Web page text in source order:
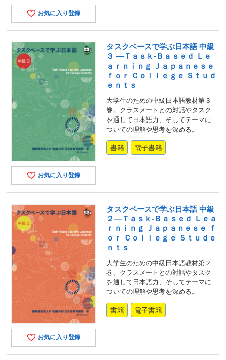
お気に入り登録
お気に入り登録
タスクベースで学ぶ日本語 中級
３ ―Ｔａｓｋ‐Ｂａｓｅｄ Ｌｅ
ａｒｎｉｎｇ Ｊａｐａｎｅｓｅ
ｆｏｒ Ｃｏｌｌｅｇｅ Ｓｔｕｄ
ｅｎｔｓ
大学生のための中級日本語教材第３
巻。クラスメートとの対話やタスク
を通して日本語力、そしてテーマに
ついての理解や思考を深める。
書籍 電子書籍
お気に入り登録
タスクベースで学ぶ日本語 中級
２―Ｔａｓｋ‐Ｂａｓｅｄ Ｌｅａ
ｒｎｉｎｇ Ｊａｐａｎｅｓｅ ｆ
ｏｒ Ｃｏｌｌｅｇｅ Ｓｔｕｄｅ
ｎｔｓ
大学生のための中級日本語教材第２
巻。クラスメートとの対話やタスク
を通して日本語力、そしてテーマに
ついての理解や思考を深める。
書籍 電子書籍